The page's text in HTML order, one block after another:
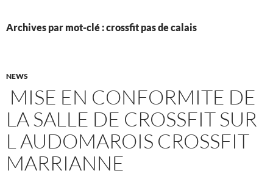
Archives par mot-clé : crossfit pas de calais
NEWS
MISE EN CONFORMITE DE
LA SALLE DE CROSSFIT SUR
L AUDOMAROIS CROSSFIT
MARRIANNE